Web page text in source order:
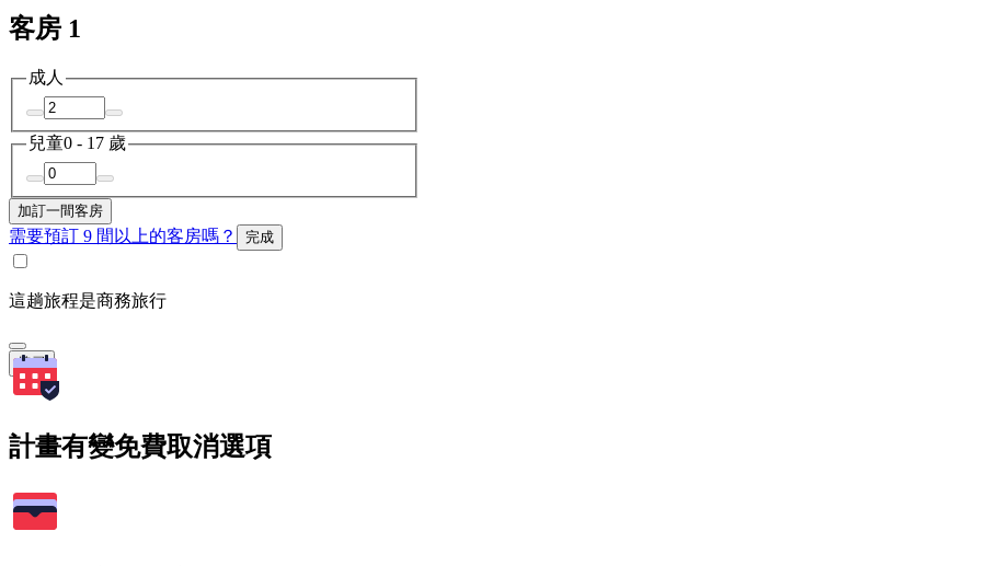
客房 1
成人
兒童0 - 17 歲
加訂一間客房
需要預訂 9 間以上的客房嗎？ 完成
這趟旅程是商務旅行
搜尋
計畫有變免費取消選項